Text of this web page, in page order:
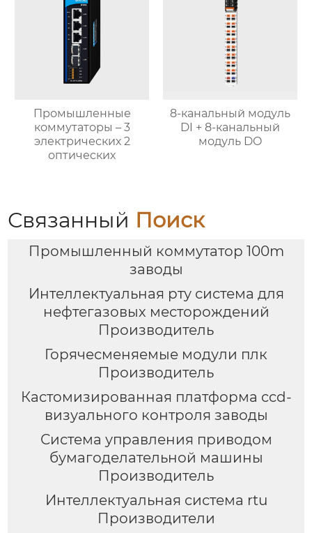
Промышленные
коммутаторы – 3
электрических 2
оптических
8-канальный модуль
DI + 8-канальный
модуль DO
Связанный Поиск
Промышленный коммутатор 100m
заводы
Интеллектуальная рту система для
нефтегазовых месторождений
Производитель
Горячесменяемые модули плк
Производитель
Кастомизированная платформа ccd-
визуального контроля заводы
Система управления приводом
бумагоделательной машины
Производитель
Интеллектуальная система rtu
Производители